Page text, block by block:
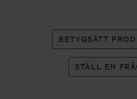
BETYGSÄTT
STÄLL EN